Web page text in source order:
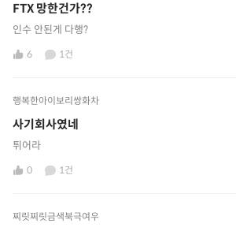
FTX 망한건가??
인수 안된게 다행?
6 1건
행복한아이보리쌍화차
사기회사였네
튀어라
0 1건
찌릿찌릿금색북극여우